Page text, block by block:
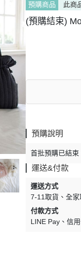
預購商品
此商
(預購結束)
預購說明
首批預購已結
運送&付款
運送方式
7-11取貨
全家
付款方式
LINE Pay
信